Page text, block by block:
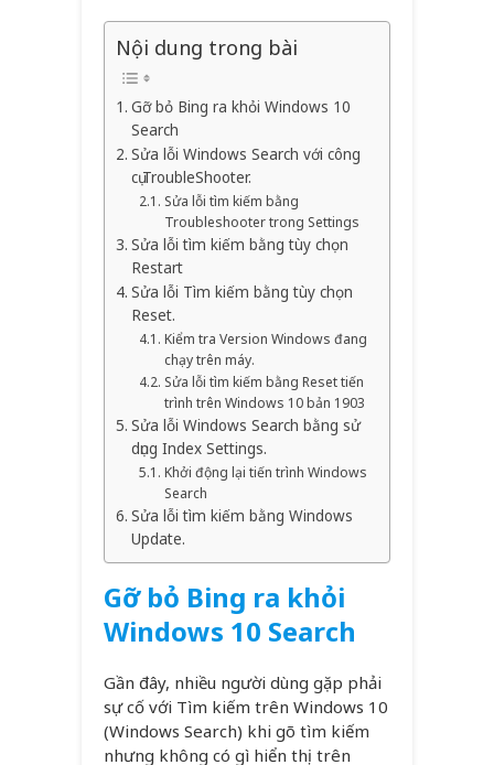
Nội dung trong bài
Gỡ bỏ Bing ra khỏi Windows 10
Search
Sửa lỗi Windows Search với công
cụ TroubleShooter.
Sửa lỗi tìm kiếm bằng
Troubleshooter trong Settings
Sửa lỗi tìm kiếm bằng tùy chọn
Restart
Sửa lỗi Tìm kiếm bằng tùy chọn
Reset.
Kiểm tra Version Windows đang
chạy trên máy.
Sửa lỗi tìm kiếm bằng Reset tiến
trình trên Windows 10 bản 1903
Sửa lỗi Windows Search bằng sử
dụng Index Settings.
Khởi động lại tiến trình Windows
Search
Sửa lỗi tìm kiếm bằng Windows
Update.
Gỡ bỏ Bing ra khỏi
Windows 10 Search
Gần đây, nhiều người dùng gặp phải
sự cố với Tìm kiếm trên Windows 10
(Windows Search) khi gõ tìm kiếm
nhưng không có gì hiển thị trên